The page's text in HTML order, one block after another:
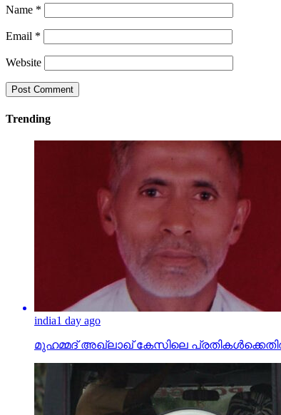
Name *
Email *
Website
Trending
india1 day ago
മുഹമ്മദ് അഖ്‌ലാഖ് കേസിലെ